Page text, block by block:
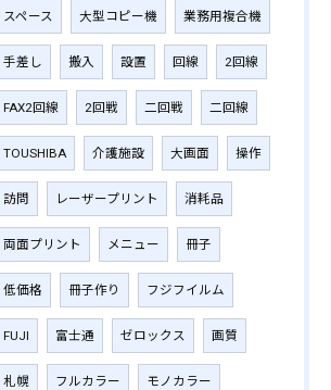
スペース 大型コピー機 業務用複合機
手差し 搬入 設置 回線 2回線
FAX2回線 2回戦 二回戦 二回線
TOUSHIBA 介護施設 大画面 操作
訪問 レーザープリント 消耗品
両面プリント メニュー 冊子
低価格 冊子作り フジフイルム
FUJI 富士通 ゼロックス 画質
札幌 フルカラー モノカラー